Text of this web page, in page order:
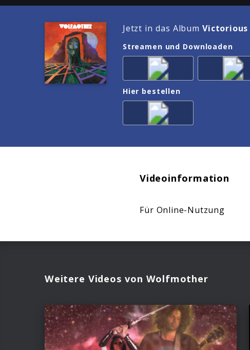
Jetzt in das AlbumVictorious
Streamen und Downloaden
Hier bestellen
Videoinformation
Für Online-Nutzung
Weitere Videos von Wolfmother